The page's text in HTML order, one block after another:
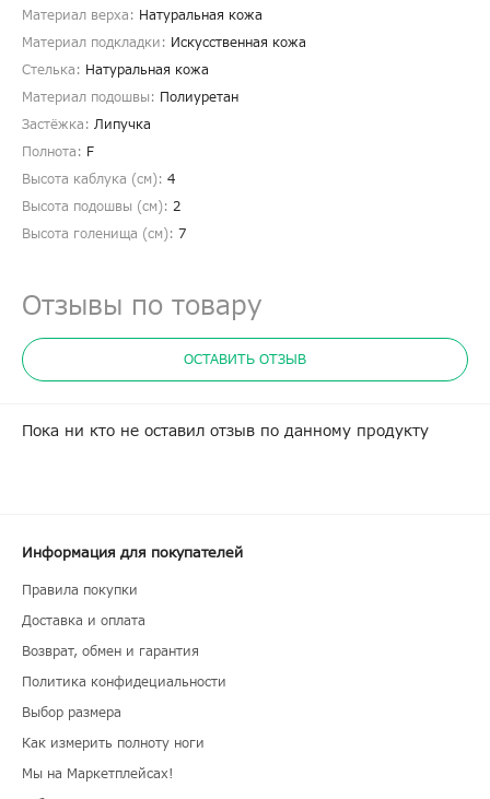
Материал верха: Натуральная кожа
Материал подкладки: Искусственная кожа
Стелька: Натуральная кожа
Материал подошвы: Полиуретан
Застёжка: Липучка
Полнота: F
Высота каблука (см): 4
Высота подошвы (см): 2
Высота голенища (cм): 7
Отзывы по товару
ОСТАВИТЬ ОТЗЫВ
Пока ни кто не оставил отзыв по данному продукту
Информация для покупателей
Правила покупки
Доставка и оплата
Возврат, обмен и гарантия
Политика конфидециальности
Выбор размера
Как измерить полноту ноги
Мы на Маркетплейсах!